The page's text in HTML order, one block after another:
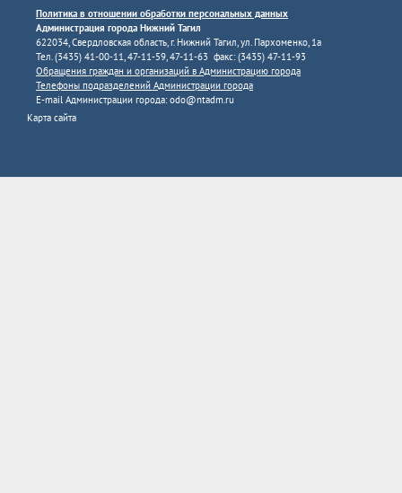
Политика в отношении обработки персональных данных
Администрация города Нижний Тагил
622034, Свердловская область, г. Нижний Тагил, ул. Пархоменко, 1а
Тел. (3435) 41-00-11, 47-11-59, 47-11-63 факс: (3435) 47-11-93
Обращения граждан и организаций в Администрацию города
Телефоны подразделений Администрации города
E-mail Администрации города:odo@ntadm.ru
Карта сайта